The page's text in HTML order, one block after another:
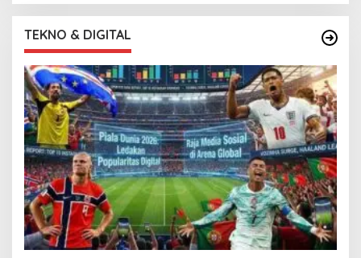
TEKNO & DIGITAL